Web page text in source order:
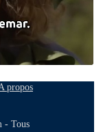
propos
- Tous